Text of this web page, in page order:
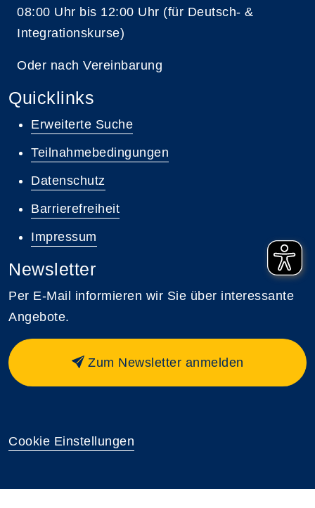
08:00 Uhr bis 12:00 Uhr (für Deutsch- &
Integrationskurse)
Oder nach Vereinbarung
Quicklinks
Erweiterte Suche
Teilnahmebedingungen
Datenschutz
Barrierefreiheit
Impressum
Newsletter
Per E-Mail informieren wir Sie über interessante
Angebote.
Zum Newsletter anmelden
Cookie Einstellungen